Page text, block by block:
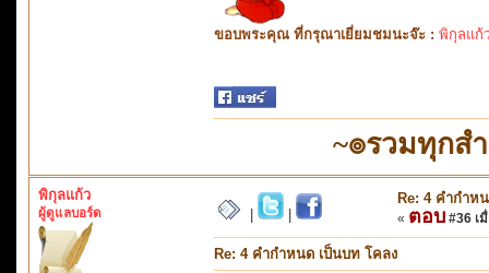
ขอบพระคุณ ที่กรุณาเยี่ยมชมนะจ๊ะ : พิกุลแก้
~๏รวมทุกส
พิกุลแก้ว
ผู้ดูแลบอร์ด
Re: 4 คำกำห
« ตอบ #36 เ
Re: 4 คำกำหนด เป็นบท โคลง